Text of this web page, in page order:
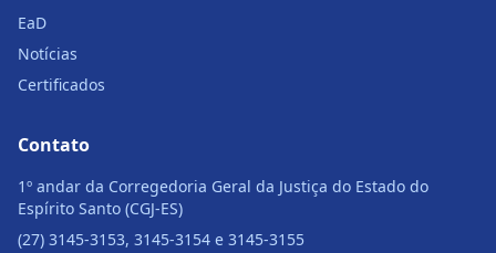
EaD
Notícias
Certificados
Contato
1º andar da Corregedoria Geral da Justiça do Estado do
Espírito Santo (CGJ-ES)
(27) 3145-3153, 3145-3154 e 3145-3155